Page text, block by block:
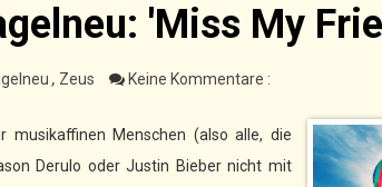
'Miss My
, Zeus Keine Kommentare :
musikaffinen Menschen (also alle, die
Derulo oder Justin Bieber nicht mit